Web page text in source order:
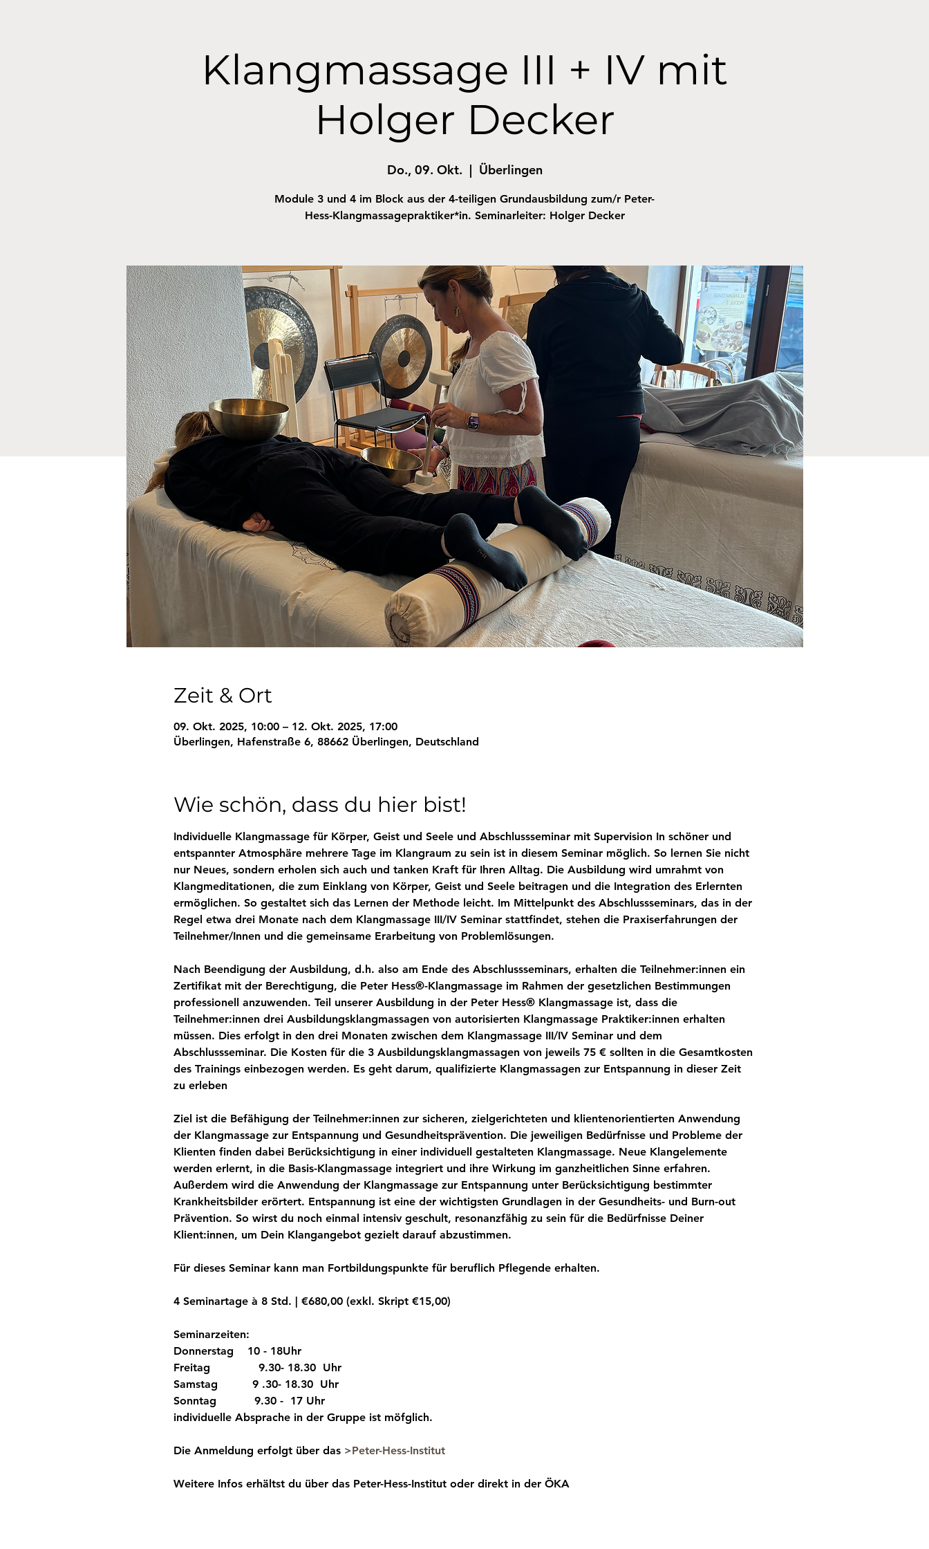
Klangmassage III + IV mit
Holger Decker
Do., 09. Okt.
  |
Überlingen
Module 3 und 4 im Block aus der 4-teiligen Grundausbildung zum/r Peter-
Hess-Klangmassagepraktiker*in. Seminarleiter: Holger Decker
Zeit & Ort
09. Okt. 2025, 10:00 – 12. Okt. 2025, 17:00
Überlingen, Hafenstraße 6, 88662 Überlingen, Deutschland
Wie schön, dass du hier bist!
Individuelle Klangmassage für Körper, Geist und Seele und Abschlussseminar mit Supervision In schöner und
entspannter Atmosphäre mehrere Tage im Klangraum zu sein ist in diesem Seminar möglich. So lernen Sie nicht
nur Neues, sondern erholen sich auch und tanken Kraft für Ihren Alltag. Die Ausbildung wird umrahmt von
Klangmeditationen, die zum Einklang von Körper, Geist und Seele beitragen und die Integration des Erlernten
ermöglichen. So gestaltet sich das Lernen der Methode leicht. Im Mittelpunkt des Abschlussseminars, das in der
Regel etwa drei Monate nach dem Klangmassage III/IV Seminar stattfindet, stehen die Praxiserfahrungen der
Teilnehmer/Innen und die gemeinsame Erarbeitung von Problemlösungen.
Nach Beendigung der Ausbildung, d.h. also am Ende des Abschlussseminars, erhalten die Teilnehmer:innen ein
Zertifikat mit der Berechtigung, die Peter Hess®-Klangmassage im Rahmen der gesetzlichen Bestimmungen
professionell anzuwenden. Teil unserer Ausbildung in der Peter Hess® Klangmassage ist, dass die
Teilnehmer:innen drei Ausbildungsklangmassagen von autorisierten Klangmassage Praktiker:innen erhalten
müssen. Dies erfolgt in den drei Monaten zwischen dem Klangmassage III/IV Seminar und dem
Abschlussseminar. Die Kosten für die 3 Ausbildungsklangmassagen von jeweils 75 € sollten in die Gesamtkosten
des Trainings einbezogen werden. Es geht darum, qualifizierte Klangmassagen zur Entspannung in dieser Zeit
zu erleben
Ziel ist die Befähigung der Teilnehmer:innen zur sicheren, zielgerichteten und klientenorientierten Anwendung
der Klangmassage zur Entspannung und Gesundheitsprävention. Die jeweiligen Bedürfnisse und Probleme der
Klienten finden dabei Berücksichtigung in einer individuell gestalteten Klangmassage. Neue Klangelemente
werden erlernt, in die Basis-Klangmassage integriert und ihre Wirkung im ganzheitlichen Sinne erfahren.
Außerdem wird die Anwendung der Klangmassage zur Entspannung unter Berücksichtigung bestimmter
Krankheitsbilder erörtert. Entspannung ist eine der wichtigsten Grundlagen in der Gesundheits- und Burn-out
Prävention. So wirst du noch einmal intensiv geschult, resonanzfähig zu sein für die Bedürfnisse Deiner
Klient:innen, um Dein Klangangebot gezielt darauf abzustimmen.
Für dieses Seminar kann man Fortbildungspunkte für beruflich Pflegende erhalten.
4 Seminartage à 8 Std. | €680,00 (exkl. Skript €15,00)
Seminarzeiten:
Donnerstag    10 - 18Uhr
Freitag              9.30- 18.30  Uhr
Samstag          9 .30- 18.30  Uhr
Sonntag           9.30 -  17 Uhr
individuelle Absprache in der Gruppe ist möfglich.
Die Anmeldung erfolgt über das >Peter-Hess-Institut
Weitere Infos erhältst du über das Peter-Hess-Institut oder direkt in der ÖKA